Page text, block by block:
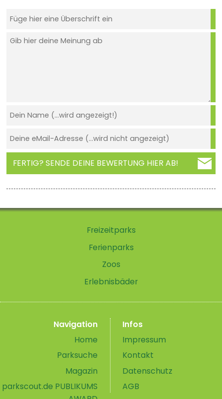
FERTIG? SENDE DEINE BEWERTUNG HIER AB!
Freizeitparks
Ferienparks
Zoos
Erlebnisbäder
Navigation
Home
Parksuche
Magazin
parkscout.de PUBLIKUMS
Infos
Impressum
Kontakt
Datenschutz
AGB